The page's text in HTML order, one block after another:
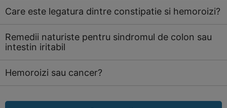
Care este legatura dintre constipatie si hemoroizi?
Remedii naturiste pentru sindromul de colon sau
intestin iritabil
Hemoroizi sau cancer?